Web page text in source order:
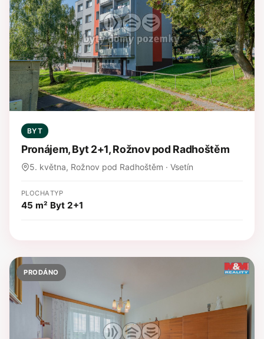
BYT
Pronájem, Byt 2+1, Rožnov pod Radhoštěm
5. května, Rožnov pod Radhoštěm · Vsetín
PLOCHA
45 m²
TYP
Byt 2+1
PRODÁNO